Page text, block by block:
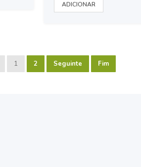
1 2 Seguinte Fim